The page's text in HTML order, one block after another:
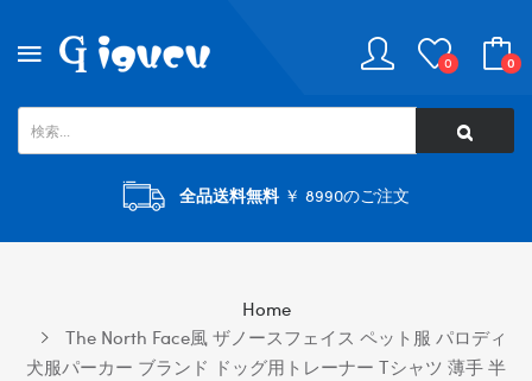
0 0
全品送料無料￥ 8990のご注文
Home
The North Face風 ザノースフェイス ペット服 パロディ
犬服パーカー ブランド ドッグ用トレーナー Tシャツ 薄手 半